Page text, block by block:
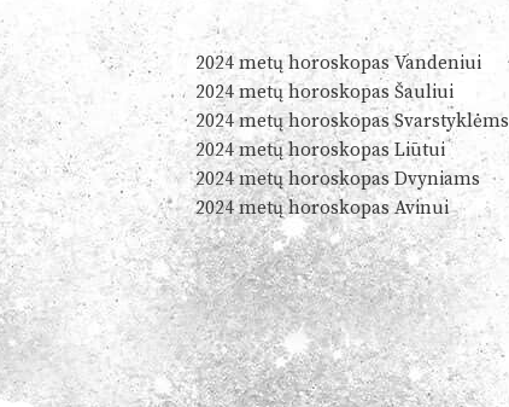
2024 metų horoskopas Vandeniui
2024 metų horoskopas Šauliui
2024 metų horoskopas Svarstyklėms
2024 metų horoskopas Liūtui
2024 metų horoskopas Dvyniams
2024 metų horoskopas Avinui